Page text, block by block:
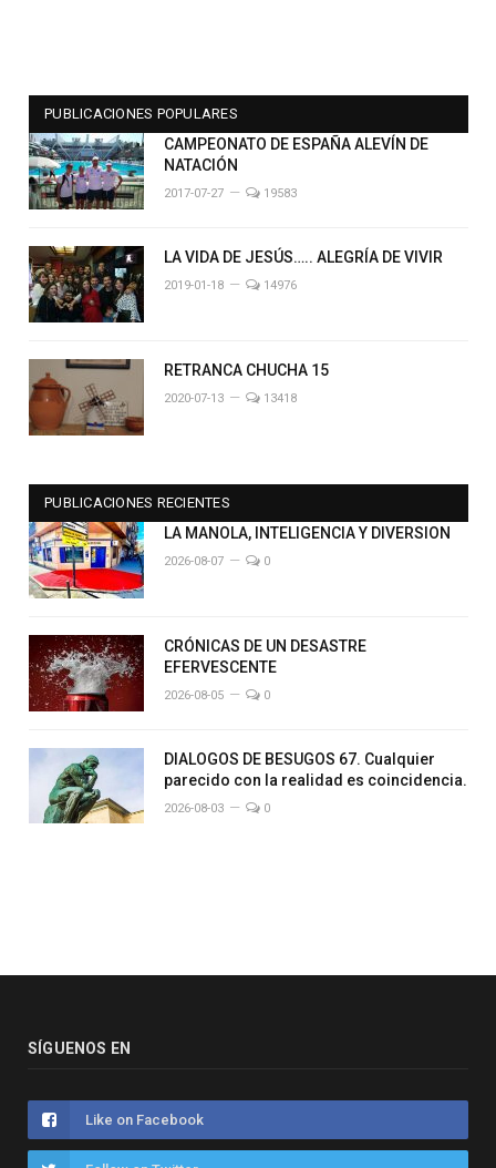
PUBLICACIONES POPULARES
CAMPEONATO DE ESPAÑA ALEVÍN DE
NATACIÓN
2017-07-27 19583
LA VIDA DE JESÚS….. ALEGRÍA DE VIVIR
2019-01-18 14976
RETRANCA CHUCHA 15
2020-07-13 13418
PUBLICACIONES RECIENTES
LA MANOLA, INTELIGENCIA Y DIVERSION
2026-08-07 0
CRÓNICAS DE UN DESASTRE
EFERVESCENTE
2026-08-05 0
DIALOGOS DE BESUGOS 67. Cualquier
parecido con la realidad es coincidencia.
2026-08-03 0
SÍGUENOS EN
Like on Facebook